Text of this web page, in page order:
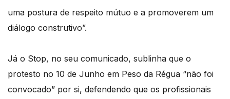
uma postura de respeito mútuo e a promoverem um
diálogo construtivo”.
Já o Stop, no seu comunicado, sublinha que o
protesto no 10 de Junho em Peso da Régua “não foi
convocado” por si, defendendo que os profissionais